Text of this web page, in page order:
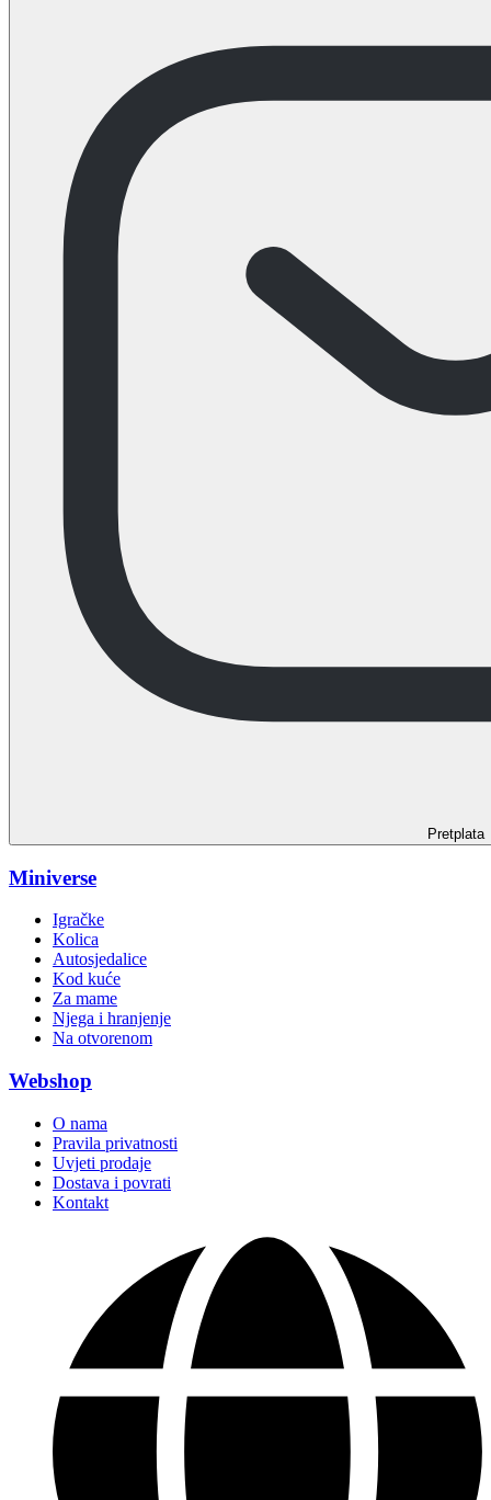
Pretplata
Miniverse
Igračke
Kolica
Autosjedalice
Kod kuće
Za mame
Njega i hranjenje
Na otvorenom
Webshop
O nama
Pravila privatnosti
Uvjeti prodaje
Dostava i povrati
Kontakt